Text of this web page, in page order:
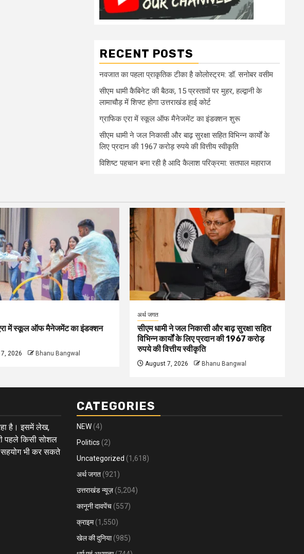
RECENT POSTS
नवजात का पहला प्राकृतिक टीका है कोलोस्ट्रम: डॉ. सनोबर वसीम
सीएम धामी कैबिनेट की बैठक, 15 प्रस्तावों पर मुहर, हल्द्वानी के
लामाचौड़ में शिफ्ट होगा उत्तराखंड हाई कोर्ट
ग्राफिक एरा में स्कूल ऑफ मैनेजमेंट का इंडक्शन शुरू
सीएम धामी ने जल निकासी और बाढ़ सुरक्षा सहित विभिन्न कार्यों के
लिए प्रदान की 1967 करोड़ रुपये की वित्तीय स्वीकृति
विशिष्ट पहचान बना रही है आदि कैलाश परिक्रमा: सतपाल महाराज
में स्कूल ऑफ मैनेजमेंट का इंडक्शन
2026 Bhanu Bangwal
अर्थ जगत
सीएम धामी ने जल निकासी और बाढ़ सुरक्षा सहित
विभिन्न कार्यों के लिए प्रदान की 1967 करोड़
रुपये की वित्तीय स्वीकृति
August 7, 2026 Bhanu Bangwal
है। इसमें लेख,
पहले किसी सोशल
सहयोग भी कर सकते
CATEGORIES
NEW (4)
Politics (2)
Uncategorized (1,618)
अर्थ जगत (921)
उत्तराखंड न्यूज़ (5,204)
कानूनी दावपेंच (557)
क्राइम(1,550)
खेल की दुनिया(985)